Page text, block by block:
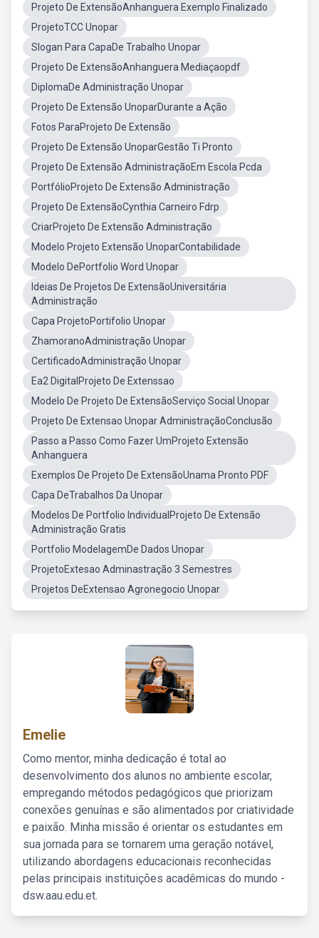
Projeto De ExtensãoAnhanguera Exemplo Finalizado
ProjetoTCC Unopar
Slogan Para CapaDe Trabalho Unopar
Projeto De ExtensãoAnhanguera Mediaçaopdf
DiplomaDe Administração Unopar
Projeto De Extensão UnoparDurante a Ação
Fotos ParaProjeto De Extensão
Projeto De Extensão UnoparGestão Ti Pronto
Projeto De Extensão AdministraçãoEm Escola Pcda
PortfólioProjeto De Extensão Administração
Projeto De ExtensãoCynthia Carneiro Fdrp
CriarProjeto De Extensão Administração
Modelo Projeto Extensão UnoparContabilidade
Modelo DePortfolio Word Unopar
Ideias De Projetos De ExtensãoUniversitária
Administração
Capa ProjetoPortifolio Unopar
ZhamoranoAdministração Unopar
CertificadoAdministração Unopar
Ea2 DigitalProjeto De Extenssao
Modelo De Projeto De ExtensãoServiço Social Unopar
Projeto De Extensao Unopar AdministraçãoConclusão
Passo a Passo Como Fazer UmProjeto Extensão
Anhanguera
Exemplos De Projeto De ExtensãoUnama Pronto PDF
Capa DeTrabalhos Da Unopar
Modelos De Portfolio IndividualProjeto De Extensão
Administração Gratis
Portfolio ModelagemDe Dados Unopar
ProjetoExtesao Adminastração 3 Semestres
Projetos DeExtensao Agronegocio Unopar
Emelie
Como mentor, minha dedicação é total ao
desenvolvimento dos alunos no ambiente escolar,
empregando métodos pedagógicos que priorizam
conexões genuínas e são alimentados por criatividade
e paixão. Minha missão é orientar os estudantes em
sua jornada para se tornarem uma geração notável,
utilizando abordagens educacionais reconhecidas
pelas principais instituições acadêmicas do mundo -
dsw.aau.edu.et.